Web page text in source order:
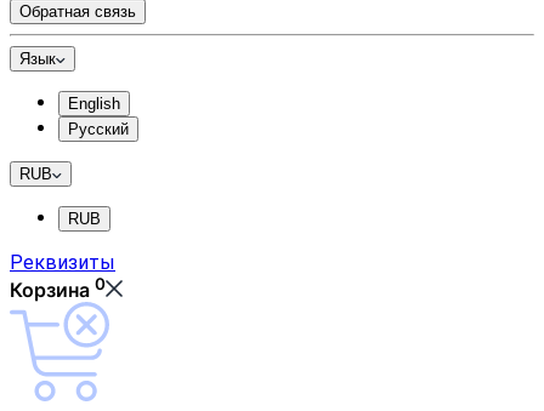
Обратная связь
Язык
English
Русский
RUB
RUB
Реквизиты
Корзина 0